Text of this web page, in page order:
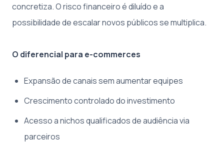
concretiza. O risco financeiro é diluído e a
possibilidade de escalar novos públicos se multiplica.
O diferencial para e-commerces
Expansão de canais sem aumentar equipes
Crescimento controlado do investimento
Acesso a nichos qualificados de audiência via
parceiros